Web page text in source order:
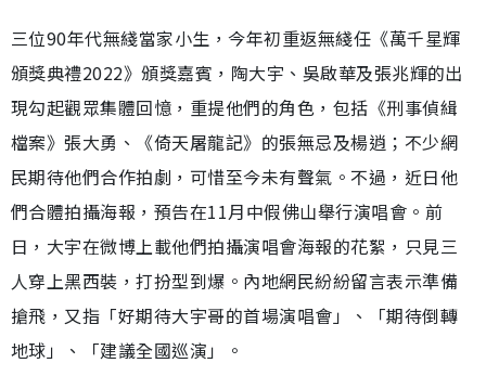
三位90年代無綫當家小生，今年初重返無綫任《萬千星輝
頒獎典禮2022》頒獎嘉賓，陶大宇、吳啟華及張兆輝的出
現勾起觀眾集體回憶，重提他們的角色，包括《刑事偵緝
檔案》張大勇、《倚天屠龍記》的張無忌及楊逍；不少網
民期待他們合作拍劇，可惜至今未有聲氣。不過，近日他
們合體拍攝海報，預告在11月中假佛山舉行演唱會。前
日，大宇在微博上載他們拍攝演唱會海報的花絮，只見三
人穿上黑西裝，打扮型到爆。內地網民紛紛留言表示準備
搶飛，又指「好期待大宇哥的首場演唱會」、「期待倒轉
地球」、「建議全國巡演」。